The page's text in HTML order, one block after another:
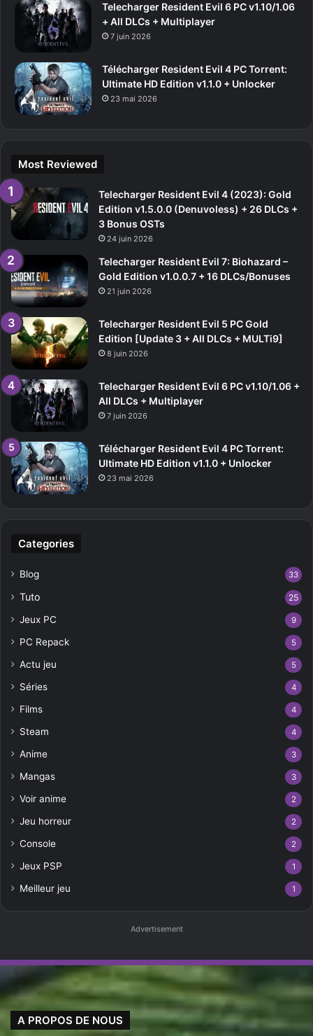
Telecharger Resident Evil 6 PC v1.10/1.06
+ All DLCs + Multiplayer
7 juin 2026
Télécharger Resident Evil 4 PC Torrent:
Ultimate HD Edition v1.1.0 + Unlocker
23 mai 2026
Most Reviewed
Telecharger Resident Evil 4 (2023): Gold
Edition v1.5.0.0 (Denuvoless) + 26 DLCs +
3 Bonus OSTs
24 juin 2026
Telecharger Resident Evil 7: Biohazard –
Gold Edition v1.0.0.7 + 16 DLCs/Bonuses
21 juin 2026
Telecharger Resident Evil 5 PC Gold
Edition [Update 3 + All DLCs + MULTi9]
8 juin 2026
Telecharger Resident Evil 6 PC v1.10/1.06 +
All DLCs + Multiplayer
7 juin 2026
Télécharger Resident Evil 4 PC Torrent:
Ultimate HD Edition v1.1.0 + Unlocker
23 mai 2026
Categories
Blog 33
Tuto 25
Jeux PC 9
PC Repack 5
Actu jeu 5
Séries 4
Films 4
Steam 4
Anime 3
Mangas 3
Voir anime 2
Jeu horreur 2
Console 2
Jeux PSP 1
Meilleur jeu 1
Advertisement
A PROPOS DE NOUS